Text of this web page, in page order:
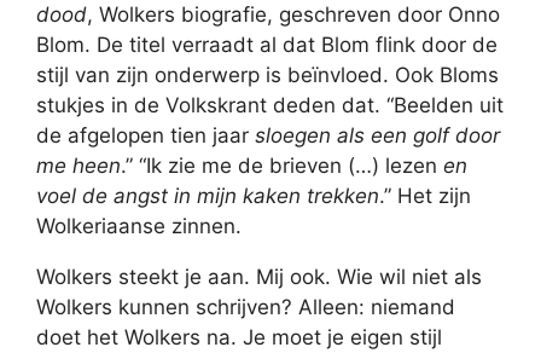
dood, Wolkers biografie, geschreven door Onno
Blom. De titel verraadt al dat Blom flink door de
stijl van zijn onderwerp is beïnvloed. Ook Bloms
stukjes in de Volkskrant deden dat. “Beelden uit
de afgelopen tien jaar sloegen als een golf door
me heen.” “Ik zie me de brieven (…) lezen en
voel de angst in mijn kaken trekken.” Het zijn
Wolkeriaanse zinnen.
Wolkers steekt je aan. Mij ook. Wie wil niet als
Wolkers kunnen schrijven? Alleen: niemand
doet het Wolkers na. Je moet je eigen stijl